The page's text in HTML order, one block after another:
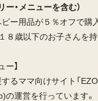
ー・メニューを含む）
ビー用品が５％オフで購
８歳以下のお子さんを
ー】
るママ向けサイト「EZO
の運営を行っています。